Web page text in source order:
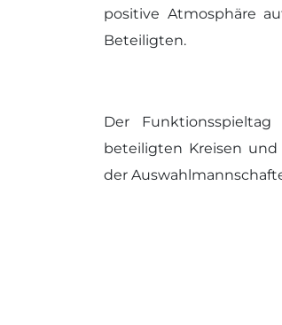
positive Atmosphäre
Beteiligten.
Der
beteiligten Kreisen
der